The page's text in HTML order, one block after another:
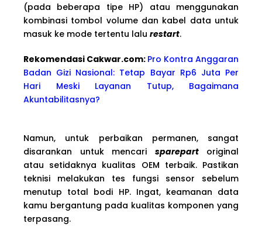
(pada beberapa tipe HP) atau menggunakan
kombinasi tombol volume dan kabel data untuk
masuk ke mode tertentu lalu restart.
Rekomendasi Cakwar.com: Pro Kontra Anggaran
Badan Gizi Nasional: Tetap Bayar Rp6 Juta Per
Hari Meski Layanan Tutup, Bagaimana
Akuntabilitasnya?
Namun, untuk perbaikan permanen, sangat
disarankan untuk mencari sparepartoriginal
atau setidaknya kualitas OEM terbaik. Pastikan
teknisi melakukan tes fungsi sensor sebelum
menutup total bodi HP. Ingat, keamanan data
kamu bergantung pada kualitas komponen yang
terpasang.